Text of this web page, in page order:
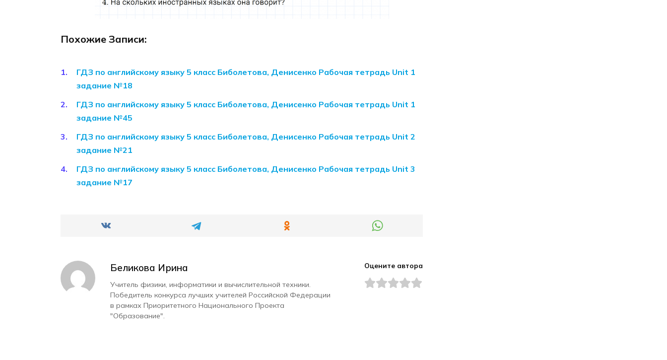
Похожие Записи:
ГДЗ по английскому языку 5 класс Биболетова, Денисенко Рабочая тетрадь Unit 1
задание №18
ГДЗ по английскому языку 5 класс Биболетова, Денисенко Рабочая тетрадь Unit 1
задание №45
ГДЗ по английскому языку 5 класс Биболетова, Денисенко Рабочая тетрадь Unit 2
задание №21
ГДЗ по английскому языку 5 класс Биболетова, Денисенко Рабочая тетрадь Unit 3
задание №17
Беликова Ирина
Учитель физики, информатики и вычислительной техники.
Победитель конкурса лучших учителей Российской Федерации
в рамках Приоритетного Национального Проекта
"Образование".
Оцените автора